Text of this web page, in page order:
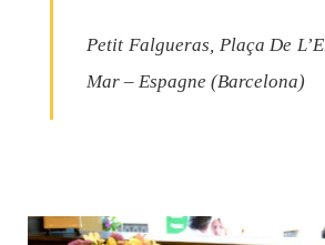
Petit Falgueras, Plaça De
Mar – Espagne (Barcelona)